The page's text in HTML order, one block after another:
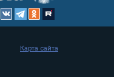
Карта сайта